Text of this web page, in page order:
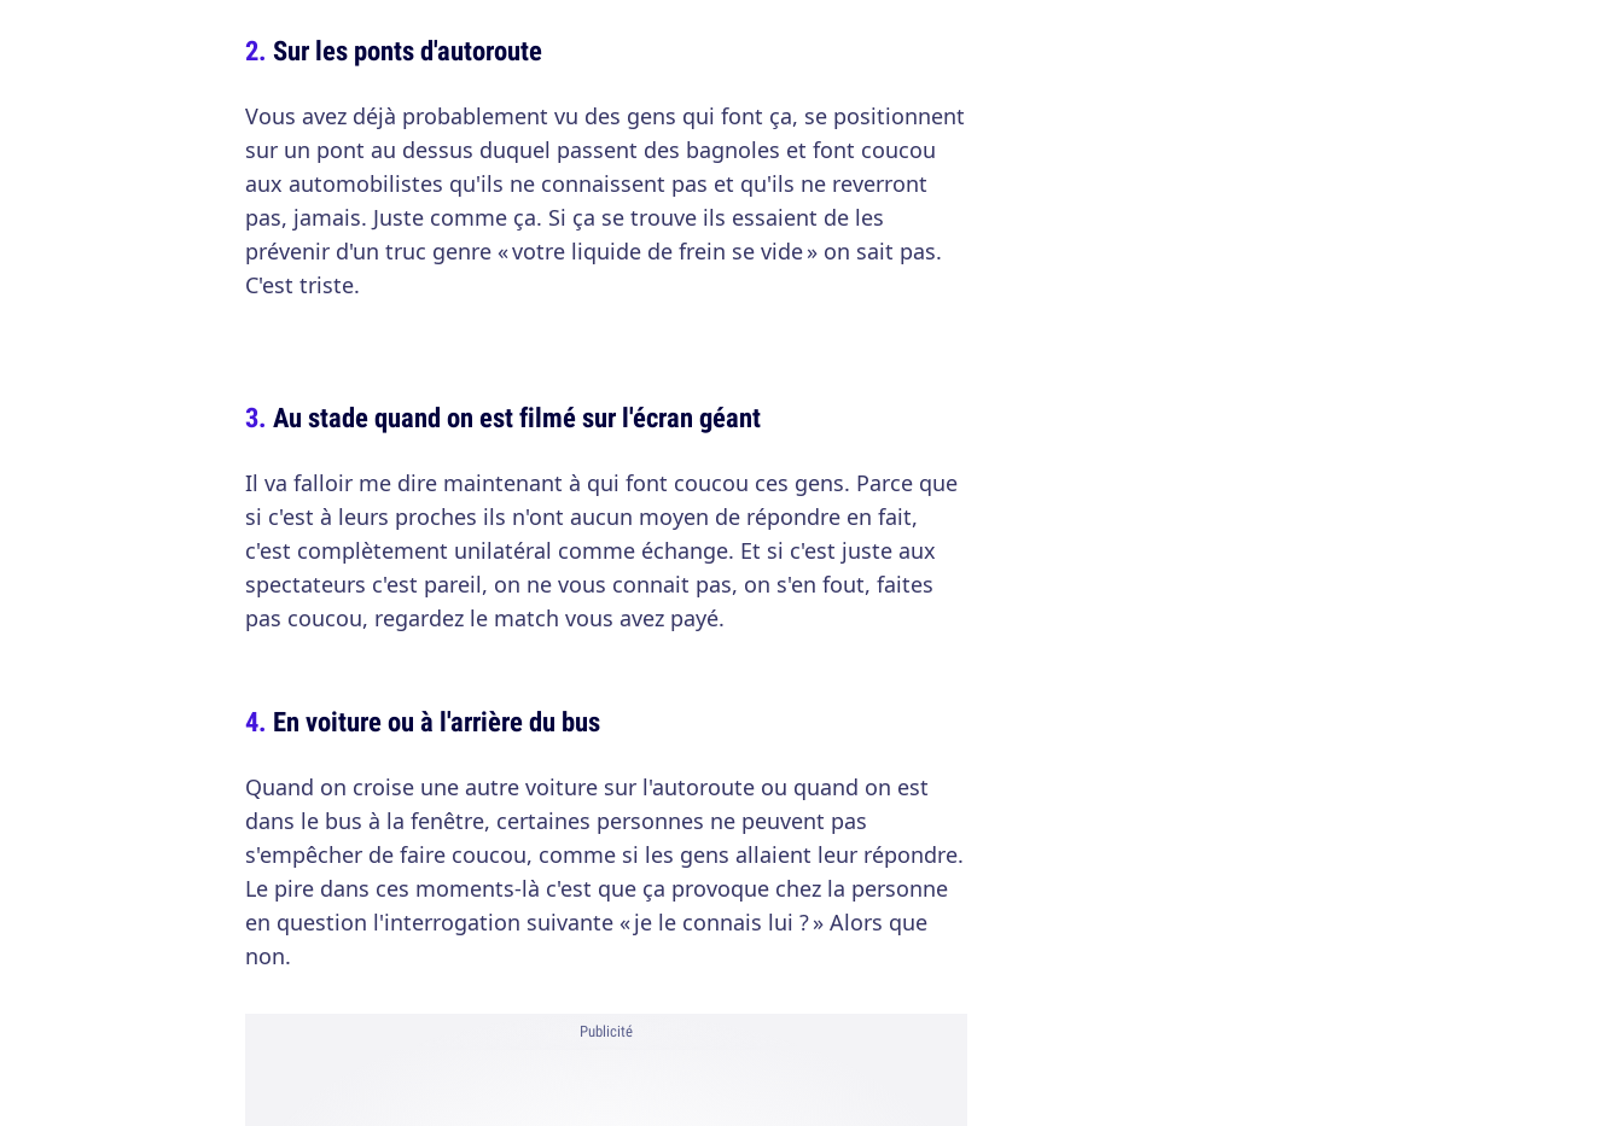
Sur les ponts d'autoroute
Vous avez déjà probablement vu des gens qui font ça, se positionnent
sur un pont au dessus duquel passent des bagnoles et font coucou
aux automobilistes qu'ils ne connaissent pas et qu'ils ne reverront
pas, jamais. Juste comme ça. Si ça se trouve ils essaient de les
prévenir d'un truc genre « votre liquide de frein se vide » on sait pas.
C'est triste.
Au stade quand on est filmé sur l'écran géant
Il va falloir me dire maintenant à qui font coucou ces gens. Parce que
si c'est à leurs proches ils n'ont aucun moyen de répondre en fait,
c'est complètement unilatéral comme échange. Et si c'est juste aux
spectateurs c'est pareil, on ne vous connait pas, on s'en fout, faites
pas coucou, regardez le match vous avez payé.
En voiture ou à l'arrière du bus
Quand on croise une autre voiture sur l'autoroute ou quand on est
dans le bus à la fenêtre, certaines personnes ne peuvent pas
s'empêcher de faire coucou, comme si les gens allaient leur répondre.
Le pire dans ces moments-là c'est que ça provoque chez la personne
en question l'interrogation suivante « je le connais lui ? » Alors que
non.
Publicité